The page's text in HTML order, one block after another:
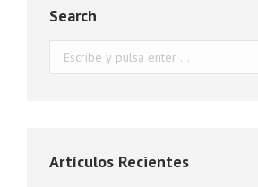
Search
Buscar:
Artículos Recientes